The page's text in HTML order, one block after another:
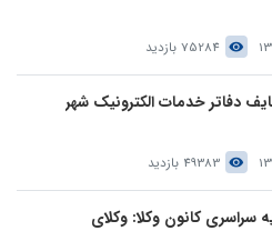
75284 بازدید
دفاتر خدمات الکترونیک شهر
49383 بازدید
سراسری کانون وکلا: وکلای